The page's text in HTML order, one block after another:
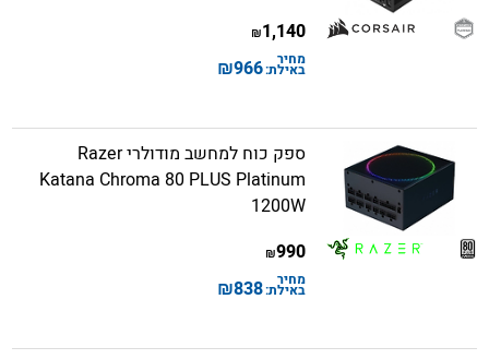
1,140
₪
מחיר
באילת:966
₪
ספק כוח למחשב מודולרי Razer
Katana Chroma 80 PLUS Platinum
1200W
990
₪
מחיר
באילת:838
₪